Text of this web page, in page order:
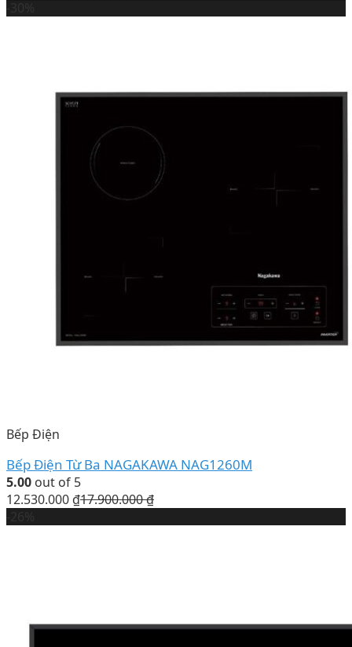
Bếp Điện
Bếp Điện Từ Ba NAGAKAWA NAG1260M
5.00 out of 5
12.530.000 ₫17.900.000₫